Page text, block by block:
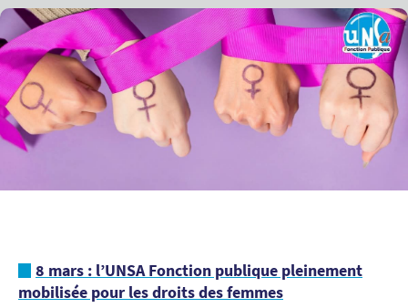
8 mars : l’UNSA Fonction publique pleinement
mobilisée pour les droits des femmes